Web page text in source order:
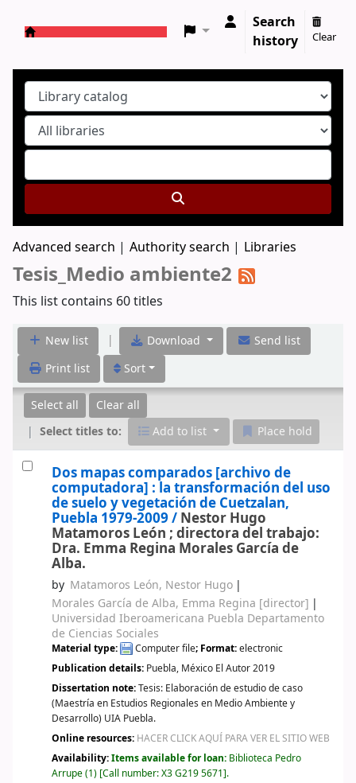
Search
history
Clear
Advanced search Authority search Libraries
Tesis_Medio ambiente2
This list contains 60 titles
New list | Download
Send list
Print list
Sort
Select all
Clear all
Select titles to:
Add to list Place hold
Dos mapas comparados [archivo de
computadora] : la transformación del uso
de suelo y vegetación de Cuetzalan,
Puebla 1979-2009 / Nestor Hugo
Matamoros León ; directora del trabajo:
Dra. Emma Regina Morales García de
Alba.
by Matamoros León, Nestor Hugo
Morales García de Alba, Emma Regina [director]
Universidad Iberoamericana Puebla Departamento
de Ciencias Sociales
Material type: Computer file; Format:electronic
Publication details: Puebla, México El Autor2019
Dissertation note:Tesis: Elaboración de estudio de caso
(Maestría en Estudios Regionales en Medio Ambiente y
Desarrollo) UIA Puebla.
Online resources: HACER CLICK AQUÍ PARA VER EL SITIO WEB
Availability:Items available for loan: Biblioteca Pedro
Arrupe(1) Call number:X3 G219 5671 .